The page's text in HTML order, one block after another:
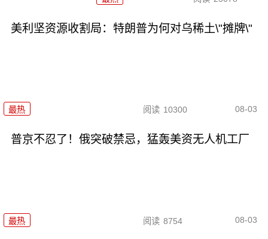
美利坚资源收割局：特朗普为何对乌稀土\"摊牌\"
最热 阅读 10300 08-03
普京不忍了！俄突破禁忌，猛轰美资无人机工厂
最热 阅读 8754 08-03